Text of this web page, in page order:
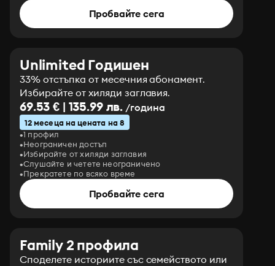
Пробвайте сега
Unlimited Годишен
33% отстъпка от месечния абонамент.
Избирайте от хиляди заглавия.
69.53 € | 135.99 лв. /година
12 месеца на цената на 8
1 профил
Неограничен достъп
Избирайте от хиляди заглавия
Слушайте и четете неограничено
Прекратете по всяко време
Пробвайте сега
Family 2 профила
Споделете историите със семейството или